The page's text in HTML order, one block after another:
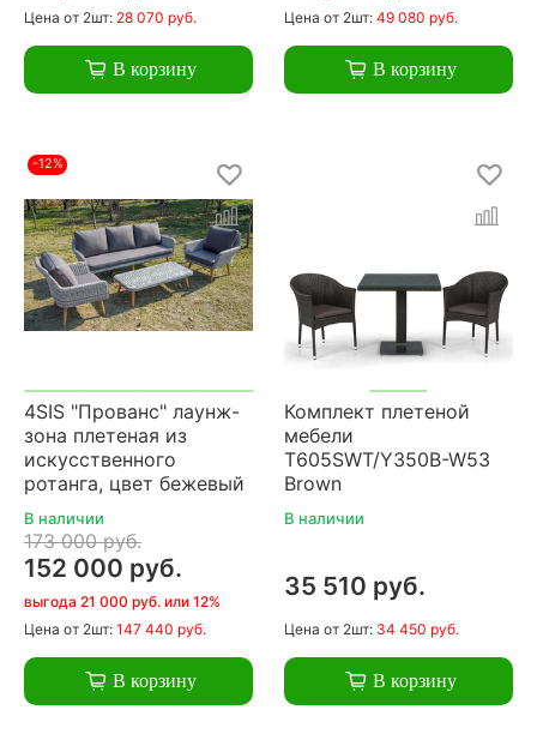
Цена от 2шт: 28 070 руб.
В корзину
Цена от 2шт: 49 080 руб.
В корзину
-12%
4SIS "Прованс" лаунж-
зона плетеная из
искусственного
ротанга, цвет бежевый
В наличии
173 000 руб.
152 000 руб.
выгода 21 000 руб. или 12%
Цена от 2шт: 147 440 руб.
В корзину
Комплект плетеной
мебели
T605SWT/Y350B-W53
Brown
В наличии
35 510 руб.
Цена от 2шт: 34 450 руб.
В корзину